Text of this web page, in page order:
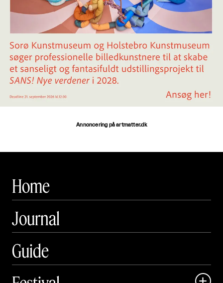
Annoncering på artmatter.dk
Home
Journal
Guide
